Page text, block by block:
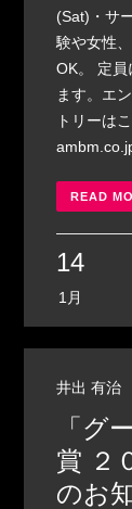
(Sat)・サ
験や女性
OK。 定員
ます。エ
トリーは
READ
14
1月
井出 有治
「グ
賞 ２
のお